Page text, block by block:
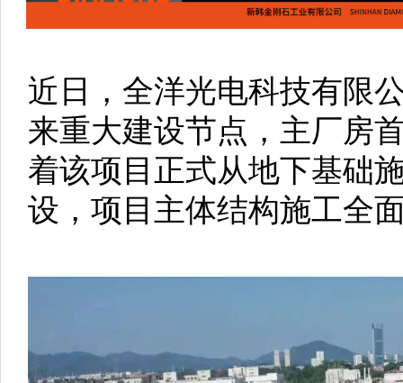
近日，全洋光电科技有限
来重大建设节点，主厂房
着该项目正式从地下基础
设，项目主体结构施工全